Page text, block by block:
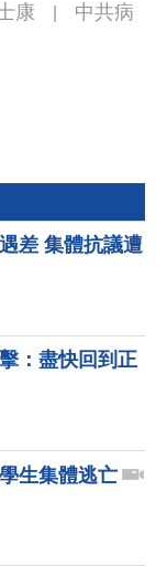
康
中共病
差 集體抗議遭
：盡快回到正
生集體逃亡